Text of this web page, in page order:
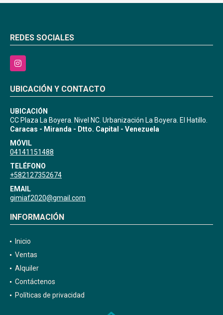
REDES SOCIALES
Instagram
UBICACIÓN Y CONTACTO
UBICACIÓN
CC Plaza La Boyera. Nivel NC. Urbanización La Boyera. El Hatillo.
Caracas - Miranda - Dtto. Capital - Venezuela
MÓVIL
04141151488
TELÉFONO
+582127352674
EMAIL
gimiaf2020@gmail.com
INFORMACIÓN
Inicio
Ventas
Alquiler
Contáctenos
Políticas de privacidad